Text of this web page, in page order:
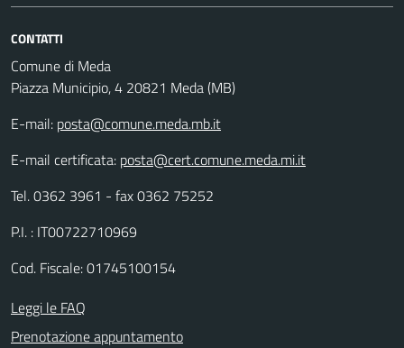
CONTATTI
Comune di Meda
Piazza Municipio, 4 20821 Meda (MB)
E-mail: posta@comune.meda.mb.it
E-mail certificata: posta@cert.comune.meda.mi.it
Tel. 0362 3961 - fax 0362 75252
P.I. : IT00722710969
Cod. Fiscale: 01745100154
Leggi le FAQ
Prenotazione appuntamento